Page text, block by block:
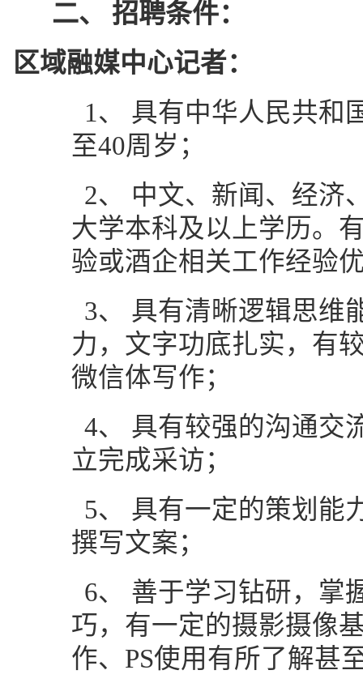
二、 招聘条件：
区域融媒中心记者：
1、 具有中华人民共和
至40周岁；
2、 中文、新闻、经济
大学本科及以上学历。
验或酒企相关工作经验
3、 具有清晰逻辑思维
力，文字功底扎实，有
微信体写作；
4、 具有较强的沟通交
立完成采访；
5、 具有一定的策划能
撰写文案；
6、 善于学习钻研，掌
巧，有一定的摄影摄像
作、PS使用有所了解甚